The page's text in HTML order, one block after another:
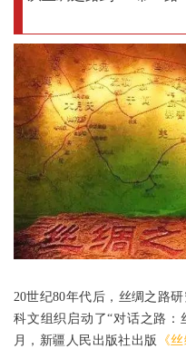
20世纪80年代后，丝绸之路
科文组织启动了“对话之路：
月，新疆人民出版社出版
《